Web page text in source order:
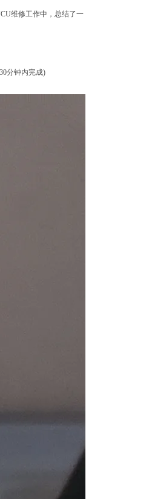
维修工作中，总结了一
分钟内完成)